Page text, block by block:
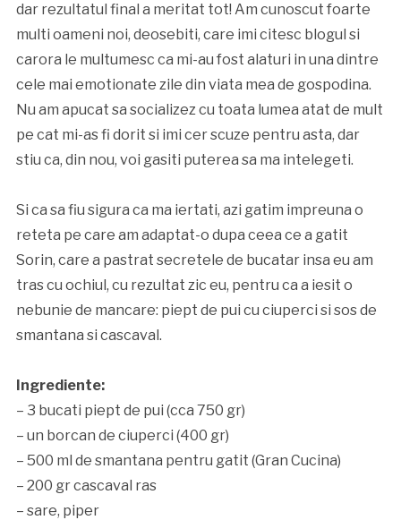
dar rezultatul final a meritat tot! Am cunoscut foarte
multi oameni noi, deosebiti, care imi citesc blogul si
carora le multumesc ca mi-au fost alaturi in una dintre
cele mai emotionate zile din viata mea de gospodina.
Nu am apucat sa socializez cu toata lumea atat de mult
pe cat mi-as fi dorit si imi cer scuze pentru asta, dar
stiu ca, din nou, voi gasiti puterea sa ma intelegeti.
Si ca sa fiu sigura ca ma iertati, azi gatim impreuna o
reteta pe care am adaptat-o dupa ceea ce a gatit
Sorin, care a pastrat secretele de bucatar insa eu am
tras cu ochiul, cu rezultat zic eu, pentru ca a iesit o
nebunie de mancare: piept de pui cu ciuperci si sos de
smantana si cascaval.
Ingrediente:
– 3 bucati piept de pui (cca 750 gr)
– un borcan de ciuperci (400 gr)
– 500 ml de smantana pentru gatit (Gran Cucina)
– 200 gr cascaval ras
– sare, piper